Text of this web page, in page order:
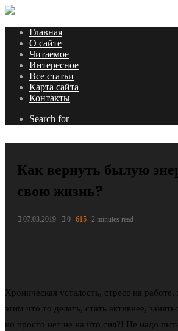
Главная
О сайте
Читаемое
Интересное
Все статьи
Карта сайта
Контакты
Search for
Как вернуть былую
свою жизнь?
07.03.2019 0 615 2 minutes read
Хроническая усталость, стресс на
этим что то делать, стать активнее,
но просто нет не на что сил?! Не надо